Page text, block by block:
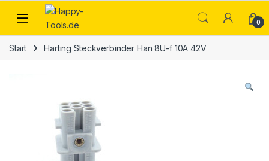
Skip to navigation
Skip to content
Open 0
Start Harting Steckverbinder Han 8U-f 10A 42V